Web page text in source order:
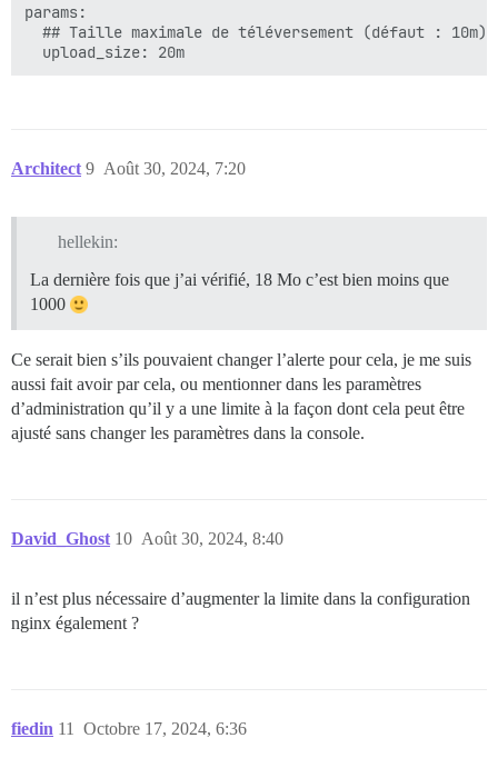
params:
  ## Taille maximale de téléversement (défaut : 10m)
Architect Août 30, 2024, 7:20
9
hellekin:
La dernière fois que j’ai vérifié, 18 Mo c’est bien moins que
1000
Ce serait bien s’ils pouvaient changer l’alerte pour cela, je me suis
aussi fait avoir par cela, ou mentionner dans les paramètres
d’administration qu’il y a une limite à la façon dont cela peut être
ajusté sans changer les paramètres dans la console.
David_Ghost Août 30, 2024, 8:40
10
il n’est plus nécessaire d’augmenter la limite dans la configuration
nginx également ?
fiedin Octobre 17, 2024, 6:36
11